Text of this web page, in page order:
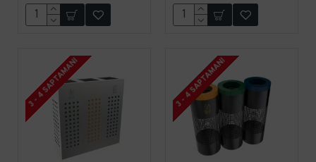
3 - 4 SAPTAMANI 3 - 4 SAPTAMANI